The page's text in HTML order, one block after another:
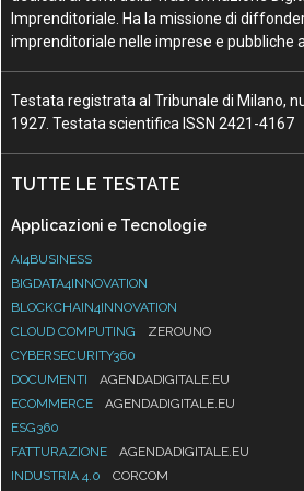
Imprenditoriale. Ha la missione di
imprenditoriale nelle imprese e pubbliche
Testata registrata al Tribunale di Milano,
1927. Testata scientifica ISSN 2421-4167
TUTTE LE TESTATE
Applicazioni e Tecnologie
AI4BUSINESS
BIGDATA4INNOVATION
BLOCKCHAIN4INNOVATION
CLOUD COMPUTING
ZEROUNO
CYBERSECURITY360
DOCUMENTI
AGENDADIGITALE.EU
ECOMMERCE
AGENDADIGITALE.EU
ESG360
FATTURAZIONE
AGENDADIGITALE.EU
INDUSTRIA 4.0
CORCOM